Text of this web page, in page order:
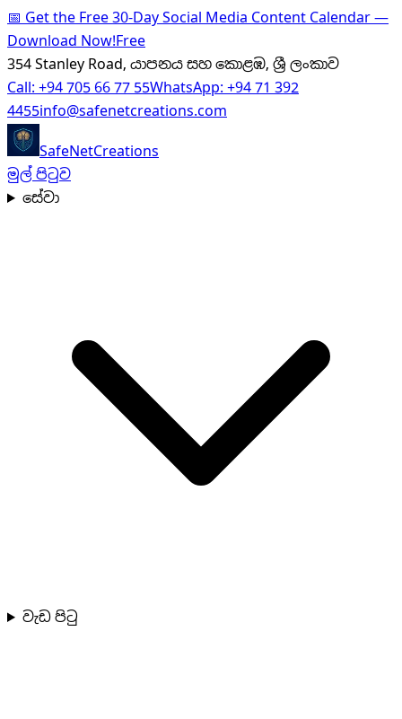
📅Get the Free 30-Day Social Media Content Calendar —
Download Now!Free
354 Stanley Road, යාපනය සහ කොළඹ, ශ්‍රී ලංකාව
Call:+94 705 66 77 55WhatsApp:+94 71 392
4455info@safenetcreations.com
SafeNetCreations
මුල් පිටුව
සේවා
වැඩ පිටු